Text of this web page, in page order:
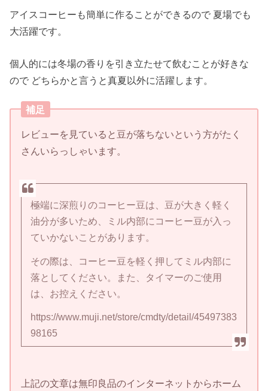
アイスコーヒーも簡単に作ることができるので 夏場でも
大活躍です。
個人的には冬場の香りを引き立たせて飲むことが好きな
ので どちらかと言うと真夏以外に活躍します。
補足
レビューを見ていると豆が落ちないという方がたく
さんいらっしゃいます。
極端に深煎りのコーヒー豆は、豆が大きく軽く
油分が多いため、ミル内部にコーヒー豆が入っ
ていかないことがあります。
その際は、コーヒー豆を軽く押してミル内部に
落としてください。また、タイマーのご使用
は、お控えください。
https://www.muji.net/store/cmdty/detail/45497383
98165
上記の文章は無印良品のインターネットからホーム